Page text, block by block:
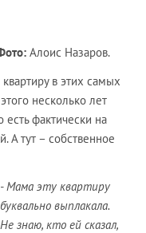
Алоис Назаров.
в этих самых
несколько лет
фактически на
А тут – собственное
- Мама эту квартиру
буквально выплакала.
Не знаю, кто ей сказал,